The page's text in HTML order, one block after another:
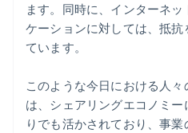
ます。同時に、インターネ
ケーションに対しては、抵
ています。
このような今日における人
は、シェアリングエコノミ
りでも活かされており、事